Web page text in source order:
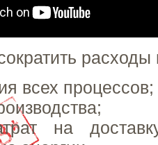
расходы
всех процессов;
на